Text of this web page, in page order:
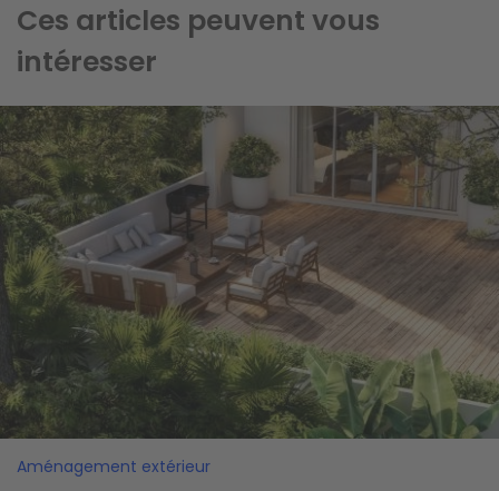
Ces articles peuvent vous
intéresser
Image
Aménagement extérieur